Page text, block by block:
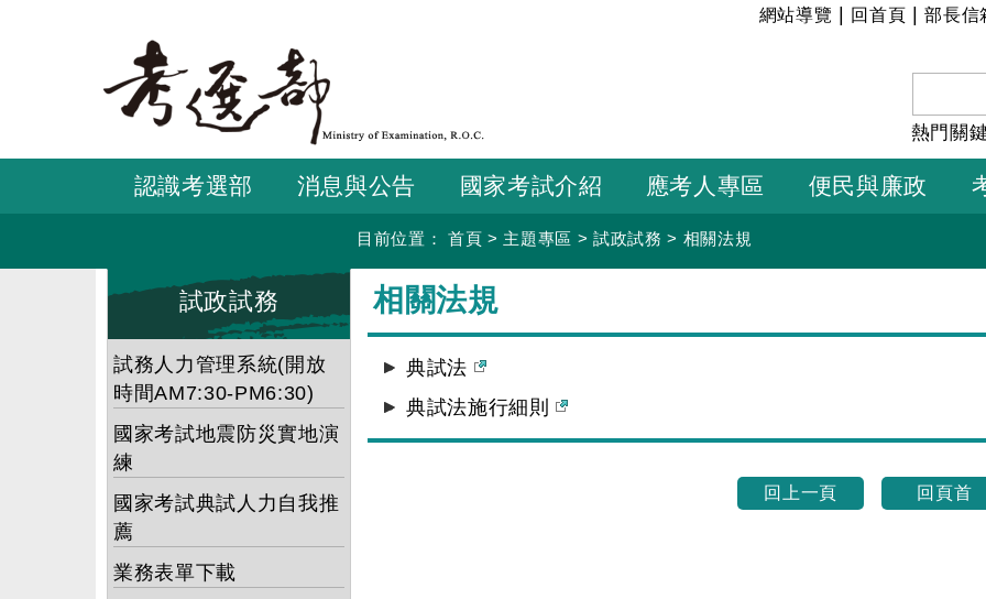
要
容
:::
網站導覽 回首頁 |部長信
熱門關
認識考選部 消息與公告 國家考試介紹 應考人專區 便民與廉政
目前位置： 首頁 > 主題專區 >試政試務 > 相關法規
試政試務
試務人力管理系統(開放
時間AM7:30-PM6:30)
國家考試地震防災實地演
練
國家考試典試人力自我推
薦
業務表單下載
:::
相關法規
典試法
典試法施行細則
回上一頁 回頁首